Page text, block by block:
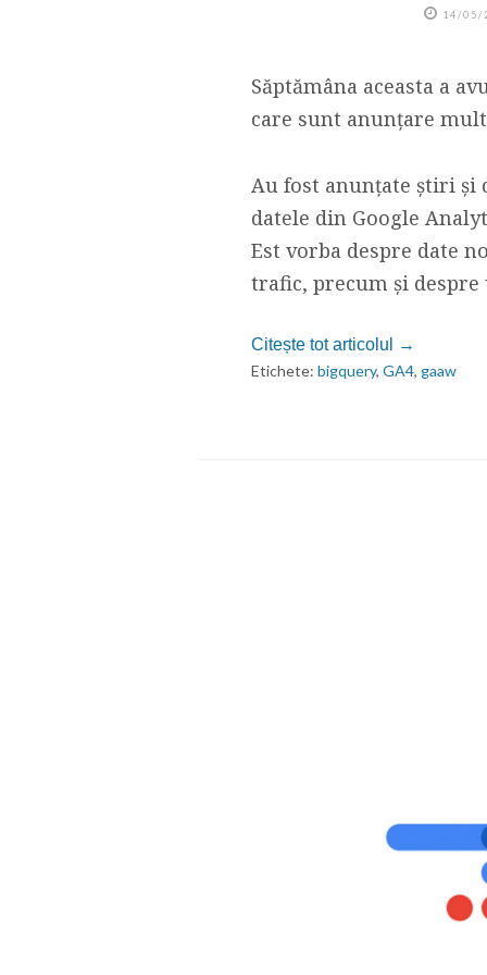
14/05/
Săptămâna aceasta a
care sunt anunțare
Au fost anunțate știri și
datele din Google
Est vorba despre date
trafic, precum și
Citește tot articolul →
Etichete: bigquery, GA4, gaaw